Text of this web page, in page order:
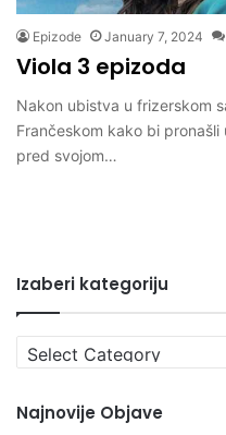
Epizode January 7, 2024
Viola 3 epizoda
Nakon ubistva u frizerskom
Frančeskom kako bi
pred svojom…
Izaberi kategoriju
Izaberi
kategoriju
Najnovije Objave